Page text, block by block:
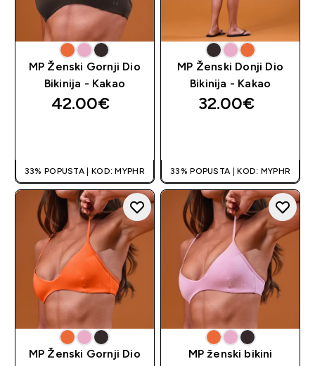
MP Ženski Gornji Dio
Bikinija - Kakao
42.00€‎
33% POPUSTA | KOD: MYPHR
MP Ženski Donji Dio
Bikinija - Kakao
32.00€‎
33% POPUSTA | KOD: MYPHR
MP Ženski Gornji Dio
MP ženski bikini